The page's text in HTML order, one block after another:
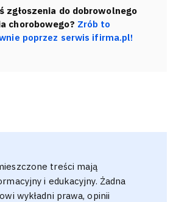
zgłoszenia do dobrowolnego
chorobowego? Zrób to
poprzez serwis ifirma.pl!
treści mają
i edukacyjny. Żadna
wykładni prawa, opinii